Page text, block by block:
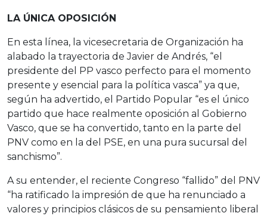
LA ÚNICA OPOSICIÓN
En esta línea, la vicesecretaria de Organización ha
alabado la trayectoria de Javier de Andrés, “el
presidente del PP vasco perfecto para el momento
presente y esencial para la política vasca” ya que,
según ha advertido, el Partido Popular “es el único
partido que hace realmente oposición al Gobierno
Vasco, que se ha convertido, tanto en la parte del
PNV como en la del PSE, en una pura sucursal del
sanchismo”.
A su entender, el reciente Congreso “fallido” del PNV
“ha ratificado la impresión de que ha renunciado a
valores y principios clásicos de su pensamiento liberal